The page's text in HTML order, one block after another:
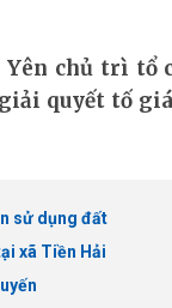
Yên chủ trì
quyết tố
sử dụng đất
xã Tiền Hải